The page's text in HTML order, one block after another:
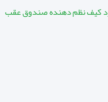
کیف نظم دهنده صندوق عقب